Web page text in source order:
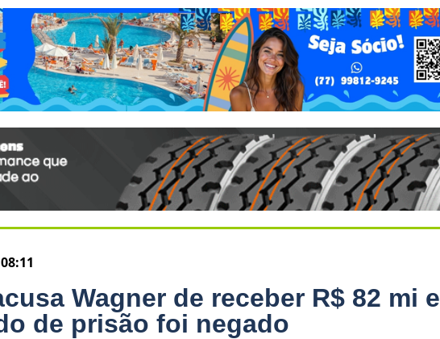
Wagner de receber R$ 82 mi
de prisão foi negado